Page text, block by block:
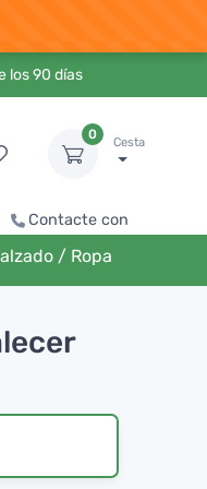
los 90 días
0
Cesta
Contacte con
/ Ropa